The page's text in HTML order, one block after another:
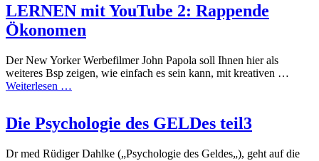
LERNEN mit YouTube 2: Rappende
Ökonomen
Der New Yorker Werbefilmer John Papola soll Ihnen hier als
weiteres Bsp zeigen, wie einfach es sein kann, mit kreativen …
Weiterlesen …
Die Psychologie des GELDes teil3
Dr med Rüdiger Dahlke („Psychologie des Geldes„), geht auf die